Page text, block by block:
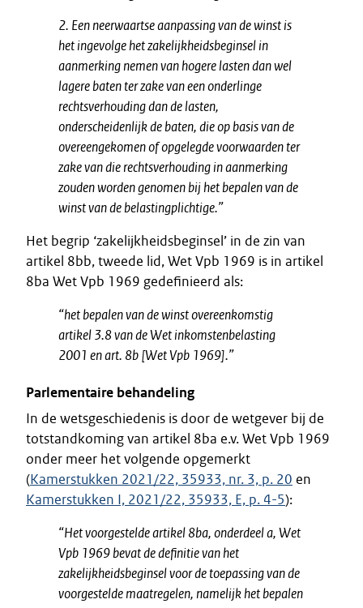
2. Een neerwaartse aanpassing van de winst is
het ingevolge het zakelijkheidsbeginsel in
aanmerking nemen van hogere lasten dan wel
lagere baten ter zake van een onderlinge
rechtsverhouding dan de lasten,
onderscheidenlijk de baten, die op basis van de
overeengekomen of opgelegde voorwaarden ter
zake van die rechtsverhouding in aanmerking
zouden worden genomen bij het bepalen van de
winst van de belastingplichtige.”
Het begrip ‘zakelijkheidsbeginsel’ in de zin van
artikel 8bb, tweede lid, Wet Vpb 1969 is in artikel
8ba Wet Vpb 1969 gedefinieerd als:
“het bepalen van de winst overeenkomstig
artikel 3.8 van de Wet inkomstenbelasting
2001 en art. 8b [Wet Vpb 1969].”
Parlementaire behandeling
In de wetsgeschiedenis is door de wetgever bij de
totstandkoming van artikel 8ba e.v. Wet Vpb 1969
onder meer het volgende opgemerkt
(Kamerstukken 2021/22, 35933, nr. 3, p. 20 en
Kamerstukken I, 2021/22, 35933, E, p. 4-5):
“Het voorgestelde artikel 8ba, onderdeel a, Wet
Vpb 1969 bevat de definitie van het
zakelijkheidsbeginsel voor de toepassing van de
voorgestelde maatregelen, namelijk het bepalen